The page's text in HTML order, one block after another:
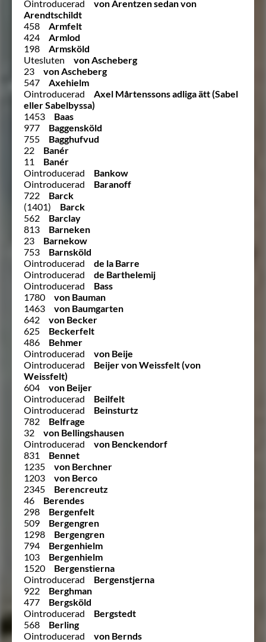
Ointroducerad
von Arentzen sedan von
Arendtschildt
458
Armfelt
424
Armlod
198
Armsköld
Utesluten
von Ascheberg
23
von Ascheberg
547
Axehielm
Ointroducerad
Axel Mårtenssons adliga ätt (Sabel
eller Sabelbyssa)
1453
Baas
977
Baggensköld
755
Bagghufvud
22
Banér
11
Banér
Ointroducerad
Bankow
Ointroducerad
Baranoff
722
Barck
(1401)
Barck
562
Barclay
813
Barneken
23
Barnekow
753
Barnsköld
Ointroducerad
de la Barre
Ointroducerad
de Barthelemij
Ointroducerad
Bass
1780
von Bauman
1463
von Baumgarten
642
von Becker
625
Beckerfelt
486
Behmer
Ointroducerad
von Beije
Ointroducerad
Beijer von Weissfelt (von
Weissfelt)
604
von Beijer
Ointroducerad
Beilfelt
Ointroducerad
Beinsturtz
782
Belfrage
32
von Bellingshausen
Ointroducerad
von Benckendorf
831
Bennet
1235
von Berchner
1203
von Berco
2345
Berencreutz
46
Berendes
298
Bergenfelt
509
Bergengren
1298
Bergengren
794
Bergenhielm
103
Bergenhielm
1520
Bergenstierna
Ointroducerad
Bergenstjerna
922
Berghman
477
Bergsköld
Ointroducerad
Bergstedt
568
Berling
Ointroducerad
von Bernds